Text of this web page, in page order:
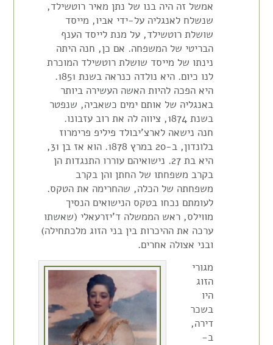
אמשל זה היה בנו של נתן מאיר רוטשילד,
שנשלח לאנגליה על-ידי אביו, מייסד
שושלת רוטשילד, על מנת לייסד הענף
הבריטי של המשפחה. אם כן, חנה היתה
נינתו של מייסד שושלת רוטשילד המוכרת
לנו כיום. היא נולדה כנראה בשנת 1851.
היא הפכה להיות האשה העשירה ביותר
באנגליה של אותם ימים כשאביה, שנפטר
בשנת 1874, ציווה לה את רוב עזבונו.
חנה נישאה לארצ'יבולד פיליפ פרימרוז
בלונדון, ב-20 במרץ 1878. הוא אז בן 31,
היא בת 27. נישואיהם עוררו התנגדות הן
בקרב משפחתו של החתן והן בקרב
משפחתה של הכלה, שהחרימה את הטקס.
לעומתם נכחו בטקס הנישואים הנסיך
מווילס, ראש הממשלה ד'יזרעאלי (שאשתו
ערכה את ההיכרות בין בני הזוג מלכתחילה)
ובני אצולה אחרים.
מגורי
הזוג
היו
בשכר
דירה,
ב-